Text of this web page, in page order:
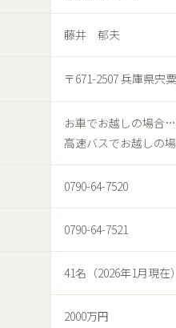
藤井 郁夫
〒671-2507 兵庫県宍
お車でお越しの場合
高速バスでお越しの
0790-64-7520
0790-64-7521
41名（2026年1月現在）
2000万円